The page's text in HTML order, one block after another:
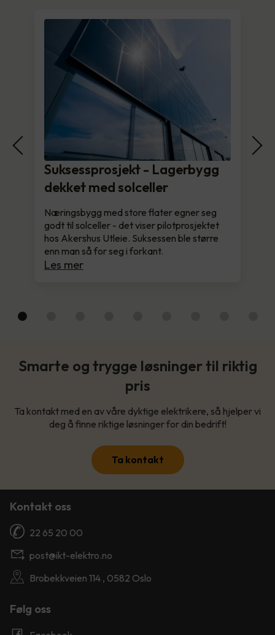
Suksessprosjekt - Lagerbygg
dekket med solceller
Næringsbygg med store flater egner seg
godt til solceller - det viser pilotprosjektet
hos Akershus Utleie. Suksessen ble større
enn man så for seg i forkant.
Les mer
Smarte og trygge løsninger til riktig
pris
Ta kontakt med en av våre dyktige elektrikere, så hjelper vi
deg å finne riktige løsninger for din bedrift!
Ta kontakt
Kontakt oss
22 65 20 00
post@ikt-elektro.no
Brobekkveien 114 , 0582 Oslo
Følg oss